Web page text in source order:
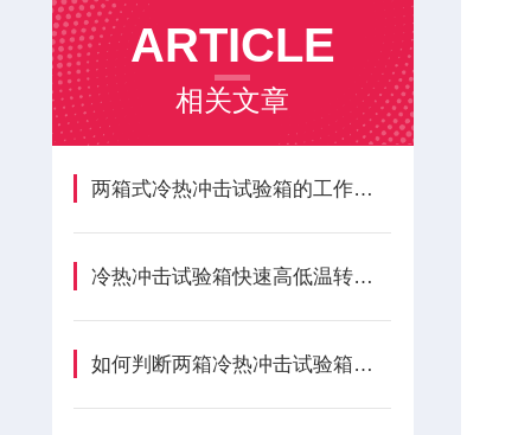
ARTICLE
相关文章
两箱式冷热冲击试验箱的工作原理是什么？
冷热冲击试验箱快速高低温转换技术特点详述
如何判断两箱冷热冲击试验箱的负载是否过大？